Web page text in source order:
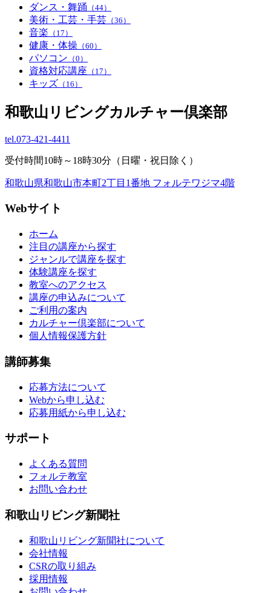
ダンス・舞踊 （44）
美術・工芸・手芸 （36）
音楽 （17）
健康・体操 （60）
パソコン （0）
資格対応講座 （17）
キッズ （16）
和歌山リビングカルチャー倶楽部
tel.073-421-4411
受付時間10時～18時30分（日曜・祝日除く）
和歌山県和歌山市本町2丁目1番地 フォルテワジマ4階
Webサイト
ホーム
注目の講座から探す
ジャンルで講座を探す
体験講座を探す
教室へのアクセス
講座の申込みについて
ご利用の案内
カルチャー倶楽部について
個人情報保護方針
講師募集
応募方法について
Webから申し込む
応募用紙から申し込む
サポート
よくある質問
フォルテ教室
お問い合わせ
和歌山リビング新聞社
和歌山リビング新聞社について
会社情報
CSRの取り組み
採用情報